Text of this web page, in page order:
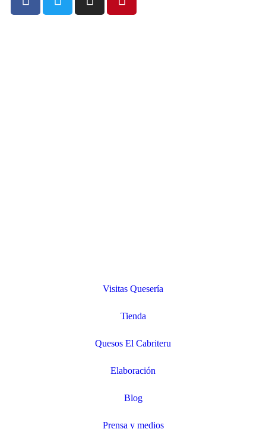
Visitas Quesería
Tienda
Quesos El Cabriteru
Elaboración
Blog
Prensa y medios